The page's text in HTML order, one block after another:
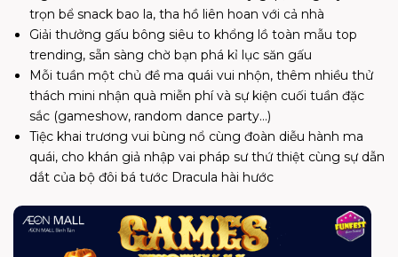
trọn bể snack bao la, tha hồ liên hoan với cả nhà
Giải thưởng gấu bông siêu to khổng lồ toàn mẫu top
trending, sẵn sàng chờ bạn phá kỉ lục săn gấu
Mỗi tuần một chủ đề ma quái vui nhộn, thêm nhiều thử
thách mini nhận quà miễn phí và sự kiện cuối tuần đặc
sắc (gameshow, random dance party…)
Tiệc khai trương vui bùng nổ cùng đoàn diễu hành ma
quái, cho khán giả nhập vai pháp sư thứ thiệt cùng sự dẫn
dắt của bộ đôi bá tước Dracula hài hước